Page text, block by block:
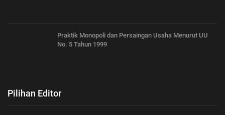
Praktik Monopoli dan Persaingan Usaha Menurut UU
No. 5 Tahun 1999
Pilihan Editor